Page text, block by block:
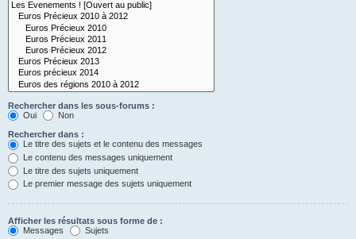
Rechercher dans les sous-forums :
Oui
Non
Rechercher dans :
Le titre des sujets et le contenu des messages
Le contenu des messages uniquement
Le titre des sujets uniquement
Le premier message des sujets uniquement
Afficher les résultats sous forme de :
Messages
Sujets